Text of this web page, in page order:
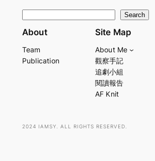
e
r
Search
About
Team
Publication
Site Map
About Me
觀察手記
追劇小組
閱讀報告
AF Knit
2024 IAMSY. ALL RIGHTS RESERVED.